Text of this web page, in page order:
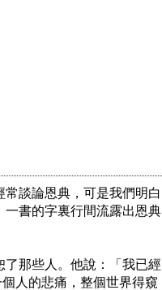
常談論恩典，可是我們明白
書的字裏行間流露出恩典
那些人。他說：「我已經
人的悲痛，整個世界得窺